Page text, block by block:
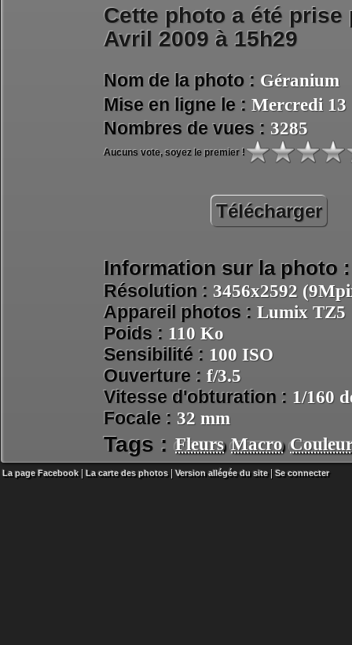
Cette photo a été
Avril 2009 à 15h29
Nom de la photo : Géranium
Mise en ligne le : Mercredi 13
Nombres de vues : 3285
Aucuns vote, soyez le premier !
Télécharger
Information sur la photo :
Résolution : 3456x2592
Appareil photos : Lumix TZ5
Poids : 110 Ko
Sensibilité : 100 ISO
Ouverture : f/3.5
Vitesse d'obturation : 1/160
Focale : 32 mm
Tags : Fleurs Macro
La page Facebook| La carte des photos |Version allégée du site| Se connecter